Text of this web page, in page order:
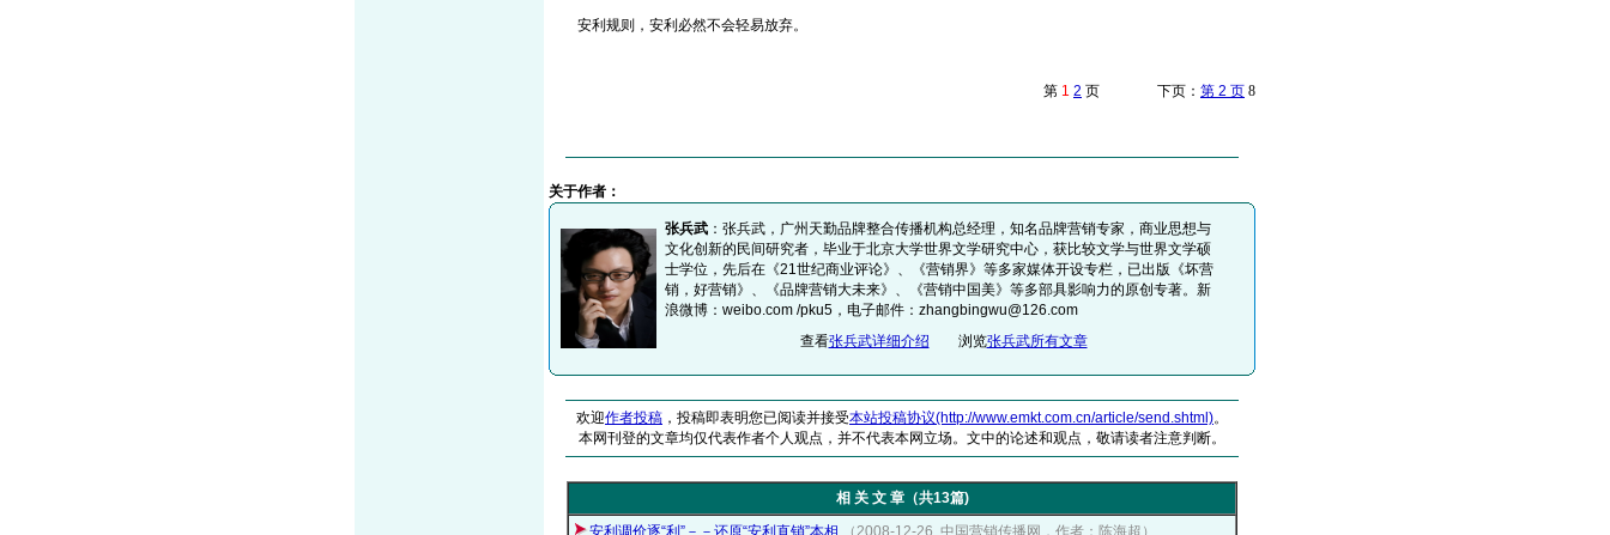
安利规则，安利必然不会轻易放弃。
第 1 2 页 下页： 第 2 页 8
关于作者：
张兵武 ：张兵武，广州天勤品牌整合传播机构总经理，知名品牌营销专家，商业思想与
文化创新的民间研究者，毕业于北京大学世界文学研究中心，获比较文学与世界文学硕
士学位，先后在《21世纪商业评论》、《营销界》等多家媒体开设专栏，已出版《坏营
销，好营销》、《品牌营销大未来》、《营销中国美》等多部具影响力的原创专著。新
浪微博：weibo.com /pku5，电子邮件：zhangbingwu@126.com
查看张兵武详细介绍 浏览张兵武所有文章
欢迎作者投稿 ，投稿即表明您已阅读并接受本站投稿协议(http://www.emkt.com.cn/article/send.shtml)。
本网刊登的文章均仅代表作者个人观点，并不代表本网立场。文中的论述和观点，敬请读者注意判断。
相 关 文 章（共13篇)
安利调价逐“利”－－还原“安利直销”本相
（2008-12-26, 中国营销传播网，作者：陈海超）